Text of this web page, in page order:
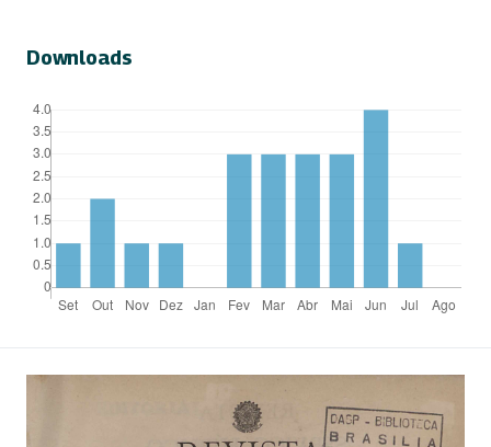
Downloads